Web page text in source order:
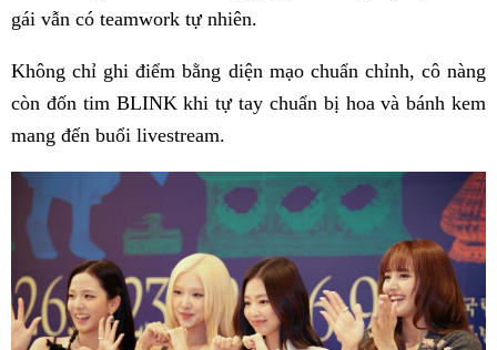
gái vẫn có teamwork tự nhiên.
Không chỉ ghi điểm bằng diện mạo chuẩn chỉnh, cô nàng
còn đốn tim BLINK khi tự tay chuẩn bị hoa và bánh kem
mang đến buổi livestream.